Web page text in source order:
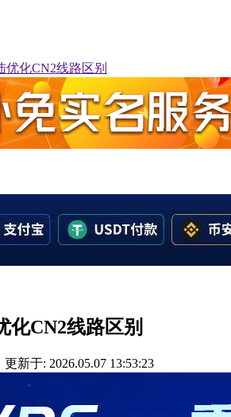
优化CN2线路区别
化CN2线路区别
更新于: 2026.05.07 13:53:23